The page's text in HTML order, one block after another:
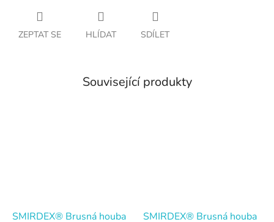
ZEPTAT SE HLÍDAT SDÍLET
Související produkty
SMIRDEX® Brusná houba
SMIRDEX® Brusná houba